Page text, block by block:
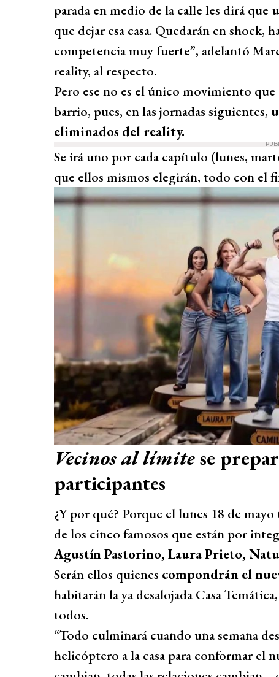
parada en medio de la calle les dirá que
que dejar esa casa. Quedarán en shock,
competencia muy fuerte”, adelantó
reality, al respecto.
Pero ese no es el único movimiento que
barrio, pues, en las jornadas siguientes,
eliminados del reality.
Se irá uno por cada capítulo (lunes,
que ellos mismos elegirán, todo con el
Vecinos al límitese
participantes
¿Y por qué? Porque el lunes 18 de
de los cinco famosos que están por
Agustín Pastorino, Laura Prieto, Natu
Serán ellos quienes compondrán el
habitarán la ya desalojada Casa
todos.
“Todo culminará cuando una semana
helicóptero a la casa para conformar el